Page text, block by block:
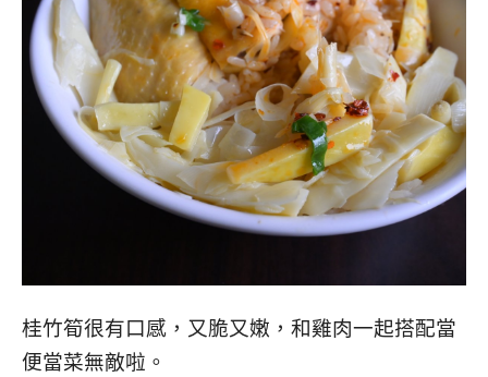
桂竹筍很有口感，又脆又嫩，和雞肉一起搭配當
便當菜無敵啦。